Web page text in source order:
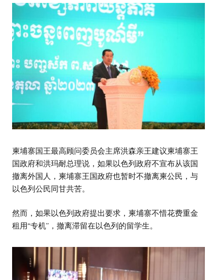
柬埔寨国王最高顾问委员会主席洪森亲王建议柬埔寨王
国政府和洪玛耐总理说，如果以色列政府不宣布从该国
撤离外国人，柬埔寨王国政府也暂时不撤离柬公民，与
以色列公民同甘共苦。
然而，如果以色列政府提出要求，柬埔寨不惜花费重金
租用“专机”，撤离滞留在以色列的留学生。